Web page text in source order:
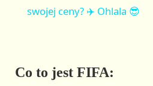
swojej ceny? ✈️ Ohlala 😎
Co to jest FIFA: